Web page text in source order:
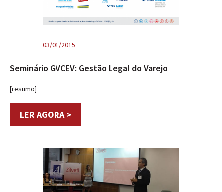
03/01/2015
Seminário GVCEV: Gestão Legal do Varejo
[resumo]
LER AGORA >